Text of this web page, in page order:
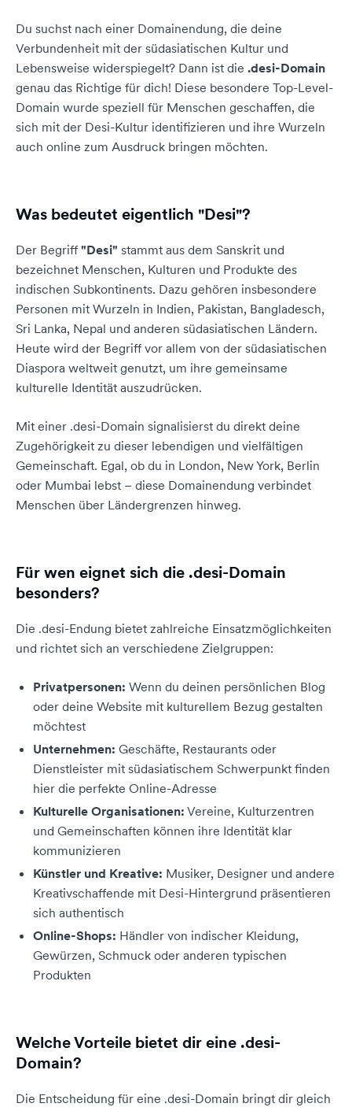
Du suchst nach einer Domainendung, die deine
Verbundenheit mit der südasiatischen Kultur und
Lebensweise widerspiegelt? Dann ist die .desi-Domain
genau das Richtige für dich! Diese besondere Top-Level-
Domain wurde speziell für Menschen geschaffen, die
sich mit der Desi-Kultur identifizieren und ihre Wurzeln
auch online zum Ausdruck bringen möchten.
Was bedeutet eigentlich "Desi"?
Der Begriff "Desi" stammt aus dem Sanskrit und
bezeichnet Menschen, Kulturen und Produkte des
indischen Subkontinents. Dazu gehören insbesondere
Personen mit Wurzeln in Indien, Pakistan, Bangladesch,
Sri Lanka, Nepal und anderen südasiatischen Ländern.
Heute wird der Begriff vor allem von der südasiatischen
Diaspora weltweit genutzt, um ihre gemeinsame
kulturelle Identität auszudrücken.
Mit einer .desi-Domain signalisierst du direkt deine
Zugehörigkeit zu dieser lebendigen und vielfältigen
Gemeinschaft. Egal, ob du in London, New York, Berlin
oder Mumbai lebst – diese Domainendung verbindet
Menschen über Ländergrenzen hinweg.
Für wen eignet sich die .desi-Domain
besonders?
Die .desi-Endung bietet zahlreiche Einsatzmöglichkeiten
und richtet sich an verschiedene Zielgruppen:
Privatpersonen: Wenn du deinen persönlichen Blog
oder deine Website mit kulturellem Bezug gestalten
möchtest
Unternehmen: Geschäfte, Restaurants oder
Dienstleister mit südasiatischem Schwerpunkt finden
hier die perfekte Online-Adresse
Kulturelle Organisationen: Vereine, Kulturzentren
und Gemeinschaften können ihre Identität klar
kommunizieren
Künstler und Kreative: Musiker, Designer und andere
Kreativschaffende mit Desi-Hintergrund präsentieren
sich authentisch
Online-Shops: Händler von indischer Kleidung,
Gewürzen, Schmuck oder anderen typischen
Produkten
Welche Vorteile bietet dir eine .desi-
Domain?
Die Entscheidung für eine .desi-Domain bringt dir gleich